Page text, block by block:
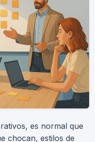
es normal que
chocan, estilos de